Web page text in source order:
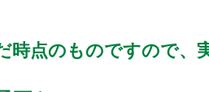
時点のものですので、